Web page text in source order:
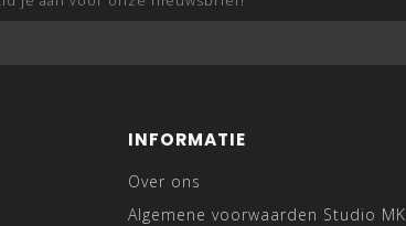
INFORMATIE
Over ons
Algemene voorwaarden Studio MK